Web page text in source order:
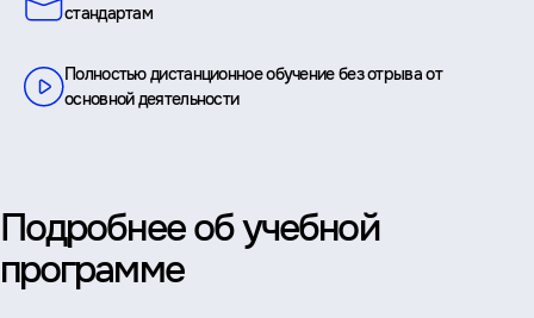
стандартам
Полностью дистанционное обучение без отрыва от
основной деятельности
Подробнее об учебной
программе